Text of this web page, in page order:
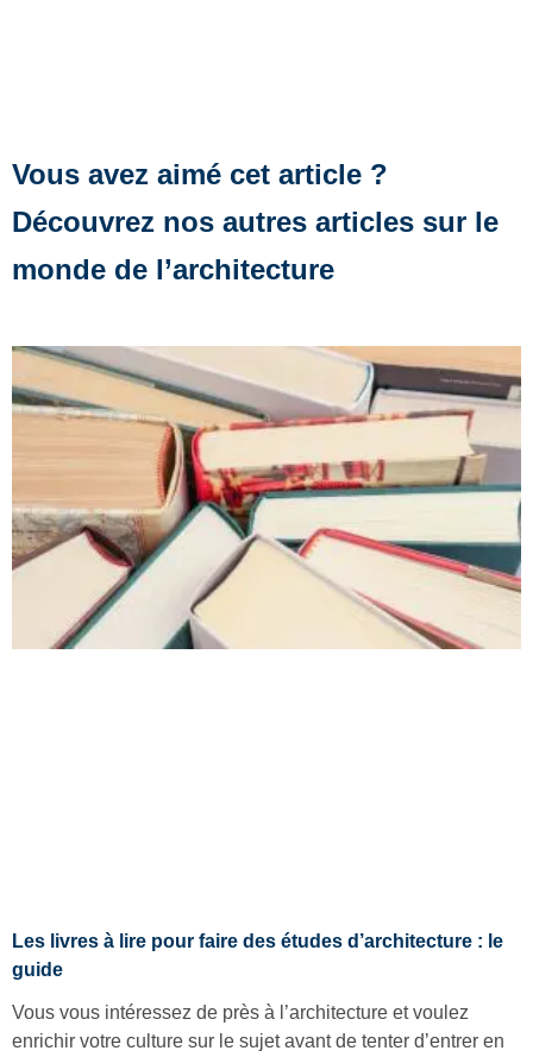
Vous avez aimé cet article ?
Découvrez nos autres articles sur le
monde de l’architecture
Les livres à lire pour faire des études d’architecture : le
guide
Vous vous intéressez de près à l’architecture et voulez
enrichir votre culture sur le sujet avant de tenter d’entrer en